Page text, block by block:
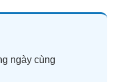
ngày cùng